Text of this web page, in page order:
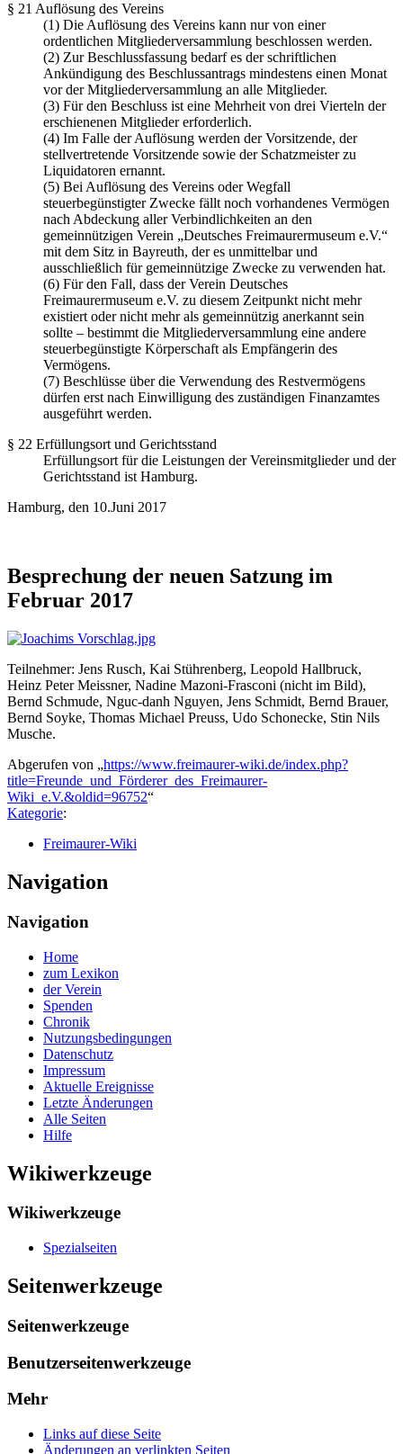
§ 21 Auflösung des Vereins
(1) Die Auflösung des Vereins kann nur von einer
ordentlichen Mitgliederversammlung beschlossen werden.
(2) Zur Beschlussfassung bedarf es der schriftlichen
Ankündigung des Beschlussantrags mindestens einen Monat
vor der Mitgliederversammlung an alle Mitglieder.
(3) Für den Beschluss ist eine Mehrheit von drei Vierteln der
erschienenen Mitglieder erforderlich.
(4) Im Falle der Auflösung werden der Vorsitzende, der
stellvertretende Vorsitzende sowie der Schatzmeister zu
Liquidatoren ernannt.
(5) Bei Auflösung des Vereins oder Wegfall
steuerbegünstigter Zwecke fällt noch vorhandenes Vermögen
nach Abdeckung aller Verbindlichkeiten an den
gemeinnützigen Verein „Deutsches Freimaurermuseum e.V.“
mit dem Sitz in Bayreuth, der es unmittelbar und
ausschließlich für gemeinnützige Zwecke zu verwenden hat.
(6) Für den Fall, dass der Verein Deutsches
Freimaurermuseum e.V. zu diesem Zeitpunkt nicht mehr
existiert oder nicht mehr als gemeinnützig anerkannt sein
sollte – bestimmt die Mitgliederversammlung eine andere
steuerbegünstigte Körperschaft als Empfängerin des
Vermögens.
(7) Beschlüsse über die Verwendung des Restvermögens
dürfen erst nach Einwilligung des zuständigen Finanzamtes
ausgeführt werden.
§ 22 Erfüllungsort und Gerichtsstand
Erfüllungsort für die Leistungen der Vereinsmitglieder und der
Gerichtsstand ist Hamburg.
Hamburg, den 10.Juni 2017
Besprechung der neuen Satzung im
Februar 2017
Teilnehmer: Jens Rusch, Kai Stührenberg, Leopold Hallbruck,
Heinz Peter Meissner, Nadine Mazoni-Frasconi (nicht im Bild),
Bernd Schmude, Nguc-danh Nguyen, Jens Schmidt, Bernd Brauer,
Bernd Soyke, Thomas Michael Preuss, Udo Schonecke, Stin Nils
Musche.
Abgerufen von „https://www.freimaurer-wiki.de/index.php?
title=Freunde_und_Förderer_des_Freimaurer-
Wiki_e.V.&oldid=96752“
Kategorie:
Freimaurer-Wiki
Navigation
Navigation
Home
zum Lexikon
der Verein
Spenden
Chronik
Nutzungsbedingungen
Datenschutz
Impressum
Aktuelle Ereignisse
Letzte Änderungen
Alle Seiten
Hilfe
Wikiwerkzeuge
Wikiwerkzeuge
Spezialseiten
Seitenwerkzeuge
Seitenwerkzeuge
Benutzerseitenwerkzeuge
Mehr
Links auf diese Seite
Änderungen an verlinkten Seiten